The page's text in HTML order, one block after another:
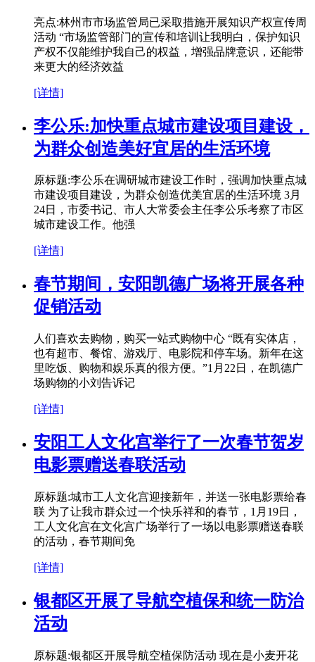
亮点:林州市市场监管局已采取措施开展知识产权宣传周
活动 “市场监管部门的宣传和培训让我明白，保护知识
产权不仅能维护我自己的权益，增强品牌意识，还能带
来更大的经济效益
[详情]
李公乐:加快重点城市建设项目建设，
为群众创造美好宜居的生活环境
原标题:李公乐在调研城市建设工作时，强调加快重点城
市建设项目建设，为群众创造优美宜居的生活环境 3月
24日，市委书记、市人大常委会主任李公乐考察了市区
城市建设工作。他强
[详情]
春节期间，安阳凯德广场将开展各种
促销活动
人们喜欢去购物，购买一站式购物中心 “既有实体店，
也有超市、餐馆、游戏厅、电影院和停车场。新年在这
里吃饭、购物和娱乐真的很方便。”1月22日，在凯德广
场购物的小刘告诉记
[详情]
安阳工人文化宫举行了一次春节贺岁
电影票赠送春联活动
原标题:城市工人文化宫迎接新年，并送一张电影票给春
联 为了让我市群众过一个快乐祥和的春节，1月19日，
工人文化宫在文化宫广场举行了一场以电影票赠送春联
的活动，春节期间免
[详情]
银都区开展了导航空植保和统一防治
活动
原标题:银都区开展导航空植保防活动 现在是小麦开花